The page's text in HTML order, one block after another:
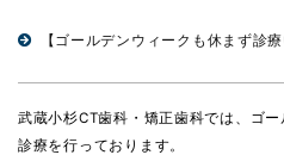
【ゴールデンウィークも休まず診療
武蔵小杉CT歯科・矯正歯科では、 ゴ
診療を行っております。